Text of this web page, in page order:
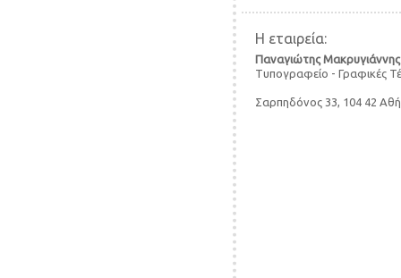
Η εταιρεία:
Παναγιώτης Μακρυγιάννης
Τυπογραφείο - Γραφικές
Σαρπηδόνος 33, 104 42